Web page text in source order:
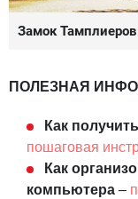
Замок Тамплиеров
ПОЛЕЗНАЯ
Как
пошаговая
Как
компьютера –